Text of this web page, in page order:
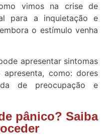
vimos na crise de
para a inquietação e
o estímulo venha
apresentar sintomas
como: dores
de preocupação e
pânico? Saiba